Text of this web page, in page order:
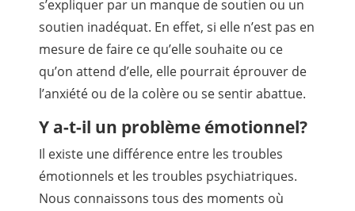
s’expliquer par un manque de soutien ou un
soutien inadéquat. En effet, si elle n’est pas en
mesure de faire ce qu’elle souhaite ou ce
qu’on attend d’elle, elle pourrait éprouver de
l’anxiété ou de la colère ou se sentir abattue.
Y a-t-il un problème émotionnel?
Il existe une différence entre les troubles
émotionnels et les troubles psychiatriques.
Nous connaissons tous des moments où